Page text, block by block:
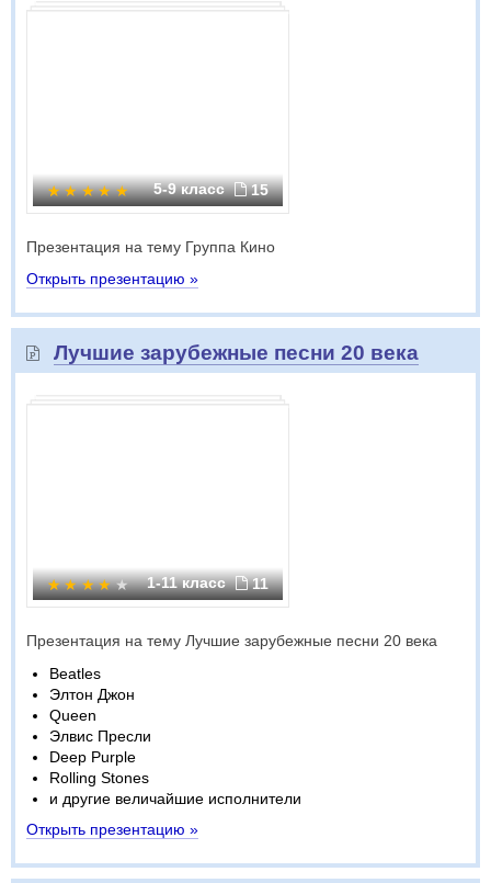
5-9 класс 15
Презентация на тему Группа Кино
Открыть презентацию »
Лучшие зарубежные песни 20 века
1-11 класс 11
Презентация на тему Лучшие зарубежные песни 20 века
Beatles
Элтон Джон
Queen
Элвис Пресли
Deep Purple
Rolling Stones
и другие величайшие исполнители
Открыть презентацию »